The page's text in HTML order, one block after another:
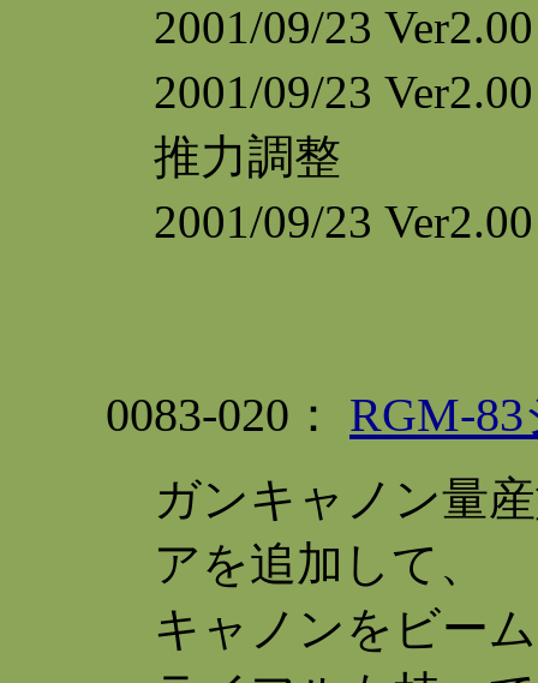
2001/09/23
2001/09/23
推力調整
2001/09/23
0083-020： RGM-
ガンキャノン量
アを追加して、
キャノンをビー